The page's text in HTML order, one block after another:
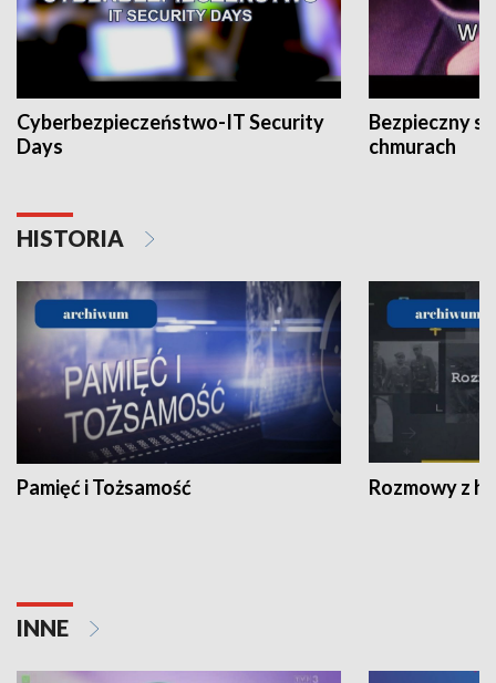
Cyberbezpieczeństwo-IT Security
Days
Bezpieczny
chmurach
HISTORIA
Pamięć i Tożsamość Rozmowy z
INNE